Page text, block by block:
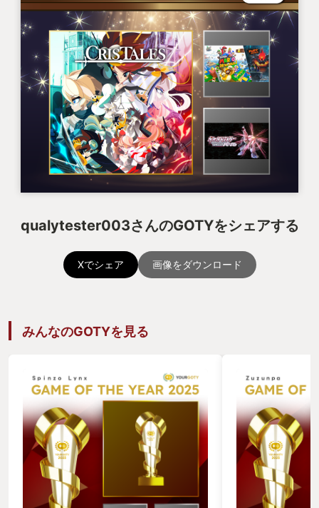
qualytester003さんのGOTYをシェアする
Xでシェア 画像をダウンロード
みんなのGOTYを見る